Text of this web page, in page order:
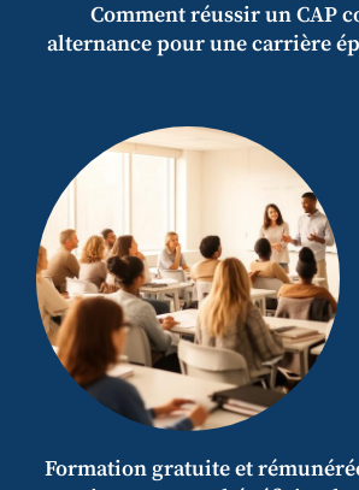
Comment réussir un CAP
alternance pour une carrière
Formation gratuite et